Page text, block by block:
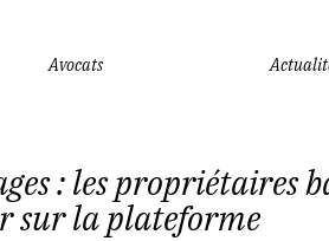
Avocats
: les propriétaires
sur la plateforme